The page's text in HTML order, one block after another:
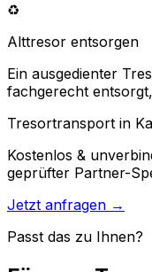
♻️
Alttresor entsorgen
Ein ausgedienter
fachgerecht
Tresortransport in
Kostenlos &
geprüfter Partner-
Jetzt anfragen →
Passt das zu Ihnen?